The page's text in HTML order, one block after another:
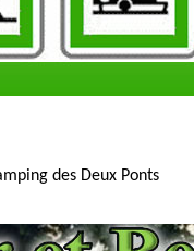
des Deux Ponts